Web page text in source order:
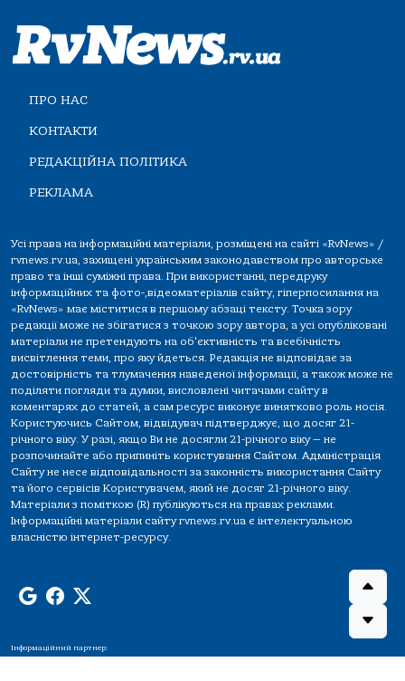
ПРО НАС
КОНТАКТИ
РЕДАКЦІЙНА ПОЛІТИКА
РЕКЛАМА
Усі права на інформаційні матеріали, розміщені на сайті «RvNews» /
rvnews.rv.ua, захищені українським законодавством про авторське
право та інші суміжні права. При використанні, передруку
інформаційних та фото-,відеоматеріалів сайту, гіперпосилання на
«RvNews» має міститися в першому абзаці тексту. Точка зору
редакції може не збігатися з точкою зору автора, а усі опубліковані
матеріали не претендують на об'єктивність та всебічність
висвітлення теми, про яку йдеться. Редакція не відповідає за
достовірність та тлумачення наведеної інформації, а також може не
поділяти погляди та думки, висловлені читачами сайту в
коментарях до статей, а сам ресурс виконує винятково роль носія.
Користуючись Сайтом, відвідувач підтверджує, що досяг 21-
річного віку. У разі, якщо Ви не досягли 21-річного віку — не
розпочинайте або припиніть користування Сайтом. Адміністрація
Сайту не несе відповідальності за законність використання Сайту
та його сервісів Користувачем, який не досяг 21-річного віку.
Матеріали з поміткою (R) публікуються на правах реклами.
Інформаційні матеріали сайту rvnews.rv.ua є інтелектуальною
власністю інтернет-ресурсу.
Інформаційний партнер: